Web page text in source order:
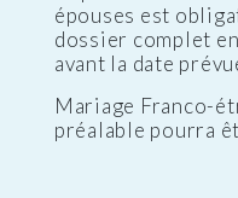
épouses est
dossier complet
avant la date
Mariage Franco-
préalable pourra